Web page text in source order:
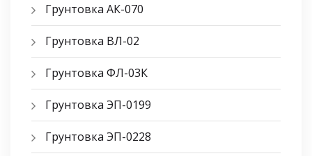
Грунтовка АК-070
Грунтовка ВЛ-02
Грунтовка ФЛ-03К
Грунтовка ЭП-0199
Грунтовка ЭП-0228